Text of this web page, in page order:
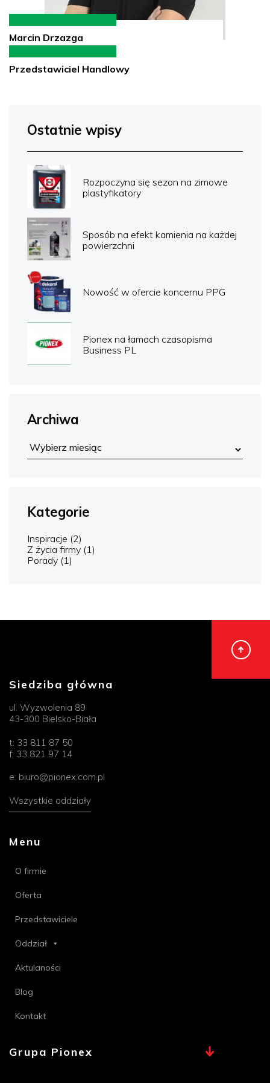
Marcin Drzazga
Przedstawiciel Handlowy
Ostatnie wpisy
Rozpoczyna się sezon na zimowe
plastyfikatory
Sposób na efekt kamienia na każdej
powierzchni
Nowość w ofercie koncernu PPG
Pionex na łamach czasopisma
Business PL
Archiwa
Kategorie
Inspiracje (2)
Z życia firmy (1)
Porady (1)
Siedziba główna
ul. Wyzwolenia 89
43-300 Bielsko-Biała
t: 33 811 87 50
f: 33 821 97 14
e: biuro@pionex.com.pl
Wszystkie oddziały
Menu
O firmie
Oferta
Przedstawiciele
Oddział
Aktulaności
Blog
Kontakt
Grupa Pionex